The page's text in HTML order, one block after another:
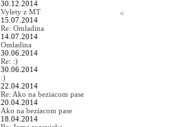
30.12.2014
Vylety z MT
15.07.2014
Re: Omladina
14.07.2014
Omladina
30.06.2014
Re: :)
30.06.2014
:)
22.04.2014
Re: Ako na beziacom pase
20.04.2014
Ako na beziacom pase
18.04.2014
<